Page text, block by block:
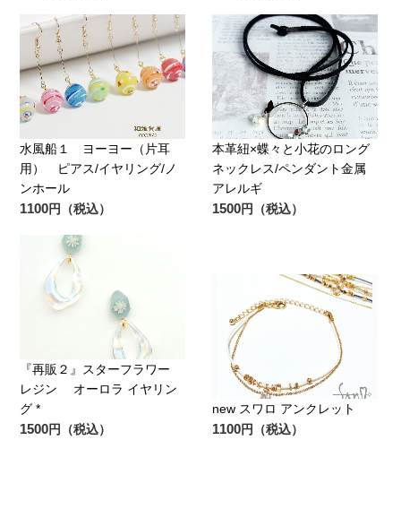
水風船１ ヨーヨー（片耳
用） ピアス/イヤリング/ノ
ンホール
1100円（税込）
本革紐×蝶々と小花のロング
ネックレス/ペンダント金属
アレルギ
1500円（税込）
『再販２』スターフラワー
レジン オーロラ イヤリン
グ *
1500円（税込）
new スワロ アンクレット
1100円（税込）